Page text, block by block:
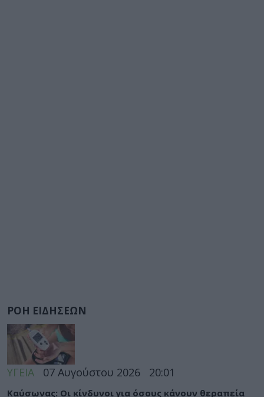
ΡΟΗ ΕΙΔΗΣΕΩΝ
ΥΓΕΙΑ 07 Αυγούστου 2026 20:01
Καύσωνας: Οι κίνδυνοι για όσους κάνουν θεραπεία